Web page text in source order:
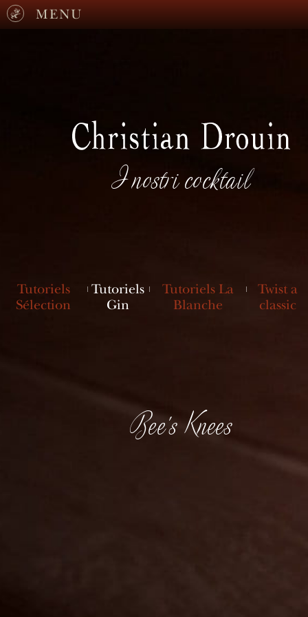
MENU
I nostri cocktail
Tutoriels
Sélection
Tutoriels
Gin
Tutoriels La
Blanche
Twist a
classic
Bee's Knees